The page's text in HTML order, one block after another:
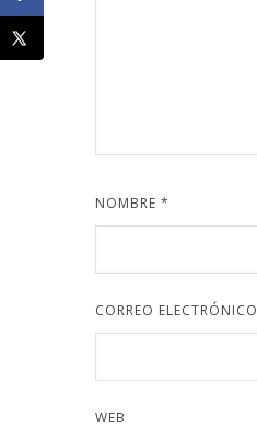
NOMBRE *
CORREO ELECTRÓNICO
WEB